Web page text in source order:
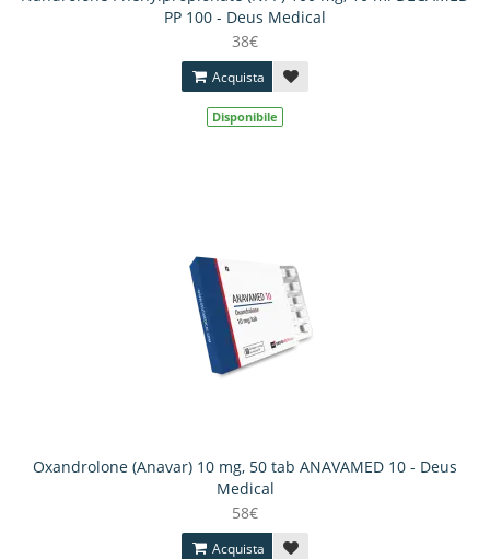
PP 100 - Deus Medical
38€
Acquista
Disponibile
Oxandrolone (Anavar) 10 mg, 50 tab ANAVAMED 10 - Deus
Medical
58€
Acquista